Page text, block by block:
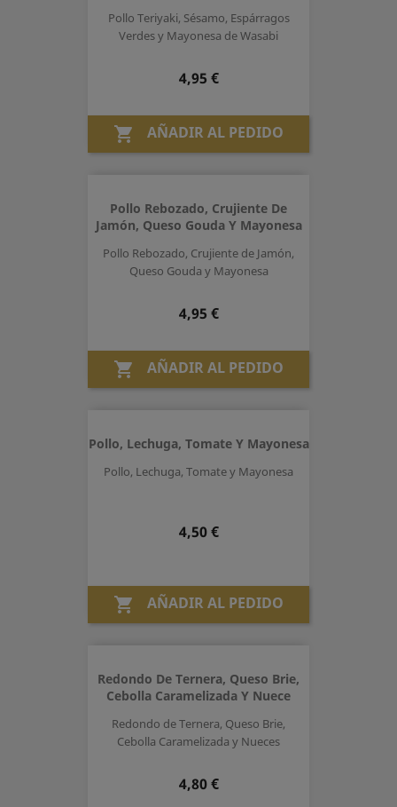
Pollo Teriyaki, Sésamo, Espárragos
Verdes y Mayonesa de Wasabi
Precio
4,95 €
 AÑADIR AL PEDIDO
Pollo Rebozado, Crujiente De
Jamón, Queso Gouda Y Mayonesa
Pollo Rebozado, Crujiente de Jamón,
Queso Gouda y Mayonesa
Precio
4,95 €
 AÑADIR AL PEDIDO
Pollo, Lechuga, Tomate Y Mayonesa
Pollo, Lechuga, Tomate y Mayonesa
Precio
4,50 €
 AÑADIR AL PEDIDO
Redondo De Ternera, Queso Brie,
Cebolla Caramelizada Y Nuece
Redondo de Ternera, Queso Brie,
Cebolla Caramelizada y Nueces
Precio
4,80 €